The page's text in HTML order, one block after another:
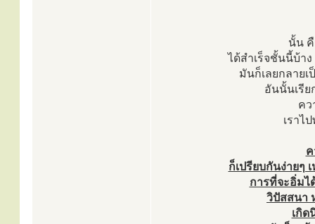
นั้น คื
ได้สำเร็จชั้นนี้บ้าง
มันก็เลยกลาย
อันนั้นเรีย
คว
เราไ
ก็เปรียบกันง่ายๆ
การที่จะอิ่มไ
วิปัสสนา
เกิ